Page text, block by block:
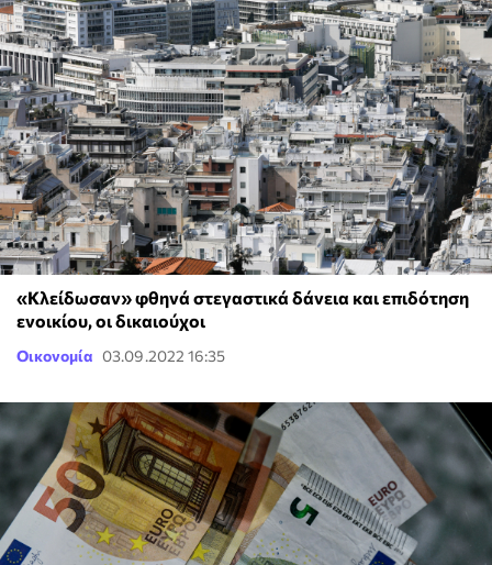
«Κλείδωσαν» φθηνά στεγαστικά δάνεια και επιδότηση
ενοικίου, οι δικαιούχοι
Οικονομία 03.09.2022 16:35